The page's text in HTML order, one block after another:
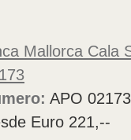
Mallorca Cala
APO
Euro 221,--